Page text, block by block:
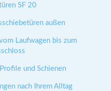
SF 20
außen
Laufwagen bis zum
und Schienen
nach Ihrem Alltag